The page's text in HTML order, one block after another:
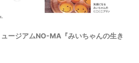
ージアムNO-MA『みいちゃんの生き